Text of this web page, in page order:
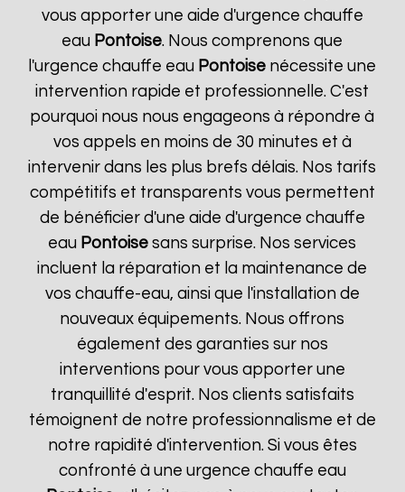
vous apporter une aide d'urgence chauffe
eau Pontoise. Nous comprenons que
l'urgence chauffe eau Pontoise nécessite une
intervention rapide et professionnelle. C'est
pourquoi nous nous engageons à répondre à
vos appels en moins de 30 minutes et à
intervenir dans les plus brefs délais. Nos tarifs
compétitifs et transparents vous permettent
de bénéficier d'une aide d'urgence chauffe
eau Pontoise sans surprise. Nos services
incluent la réparation et la maintenance de
vos chauffe-eau, ainsi que l'installation de
nouveaux équipements. Nous offrons
également des garanties sur nos
interventions pour vous apporter une
tranquillité d'esprit. Nos clients satisfaits
témoignent de notre professionnalisme et de
notre rapidité d'intervention. Si vous êtes
confronté à une urgence chauffe eau